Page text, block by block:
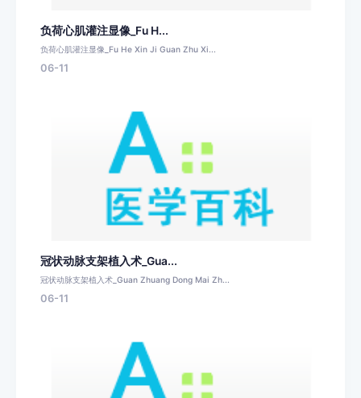
负荷心肌灌注显像_Fu H...
负荷心肌灌注显像_Fu He Xin Ji Guan Zhu Xi...
06-11
冠状动脉支架植入术_Gua...
冠状动脉支架植入术_Guan Zhuang Dong Mai Zh...
06-11